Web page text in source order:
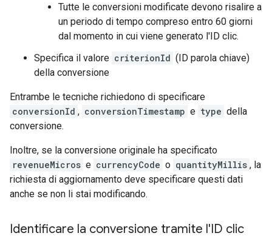
Tutte le conversioni modificate devono risalire a
un periodo di tempo compreso entro 60 giorni
dal momento in cui viene generato l'ID clic.
Specifica il valore criterionId (ID parola chiave)
della conversione
Entrambe le tecniche richiedono di specificare
conversionId , conversionTimestamp e type della
conversione.
Inoltre, se la conversione originale ha specificato
revenueMicros e currencyCode o quantityMillis , la
richiesta di aggiornamento deve specificare questi dati
anche se non li stai modificando.
Identificare la conversione tramite l'ID clic